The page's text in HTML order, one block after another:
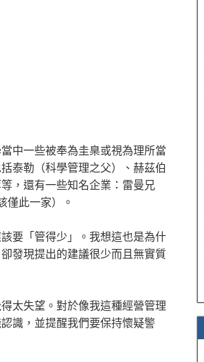
中一些被奉為圭臬或視為理所當
泰勒（科學管理之父）、赫茲伯
，還有一些知名企業：雷曼兄
僅此一家）。
要「管得少」。我想這也是為什
發現提出的建議很少而且無實質
太失望。對於像我這種經營管理
識，並提醒我們要保持懷疑警